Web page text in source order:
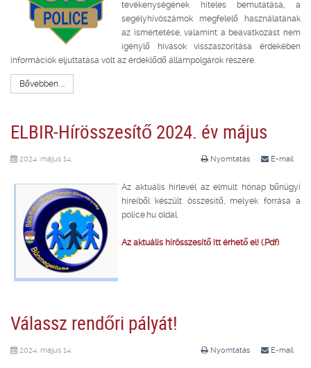
tevékenységének hiteles bemutatása, a
segélyhívószámok megfelelő használatának
az ismertetése, valamint a beavatkozást nem
igénylő hívások visszaszorítása érdekében
információk eljuttatása volt az érdeklődő állampolgárok részére.
Bővebben ...
ELBIR-Hírösszesítő 2024. év május
Nyomtatás E-mail
2024. május 14.
Az aktuális hírlevél az elmúlt hónap bűnügyi
híreiből készült összesítő, melyek forrása a
police.hu oldal.
Az aktuális hírösszesítő itt érhető el! (.Pdf)
Válassz rendőri pályát!
Nyomtatás E-mail
2024. május 14.